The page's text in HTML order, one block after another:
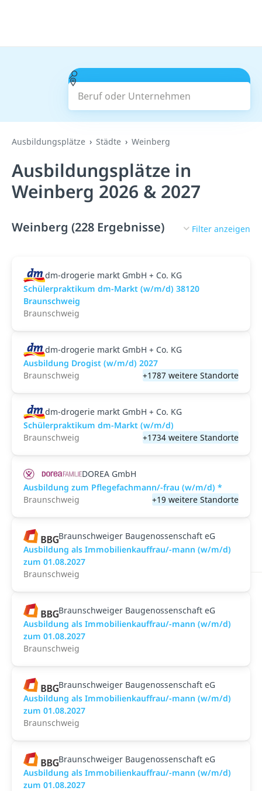
Beruf oder Unternehmen
Suchen
Ausbildungsplätze Städte Weinberg
Ausbildungsplätze in
Weinberg 2026 & 2027
Weinberg (228 Ergebnisse) Filter anzeigen
dm-drogerie markt GmbH + Co. KG
Schülerpraktikum dm-Markt (w/m/d) 38120
Braunschweig
Braunschweig
dm-drogerie markt GmbH + Co. KG
Ausbildung Drogist (w/m/d) 2027
Braunschweig
+1787 weitere Standorte
dm-drogerie markt GmbH + Co. KG
Schülerpraktikum dm-Markt (w/m/d)
Braunschweig
+1734 weitere Standorte
DOREA GmbH
Ausbildung zum Pflegefachmann/-frau (w/m/d) *
Braunschweig
+19 weitere Standorte
Braunschweiger Baugenossenschaft eG
Ausbildung als Immobilienkauffrau/-mann (w/m/d)
zum 01.08.2027
Braunschweig
Braunschweiger Baugenossenschaft eG
Ausbildung als Immobilienkauffrau/-mann (w/m/d)
zum 01.08.2027
Braunschweig
Braunschweiger Baugenossenschaft eG
Ausbildung als Immobilienkauffrau/-mann (w/m/d)
zum 01.08.2027
Braunschweig
Braunschweiger Baugenossenschaft eG
Ausbildung als Immobilienkauffrau/-mann (w/m/d)
zum 01.08.2027